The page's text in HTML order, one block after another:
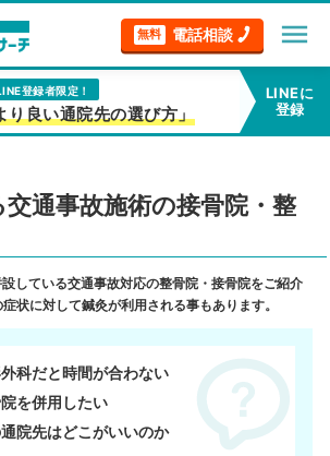
無料 電話相談 menu
登録者限定！
り良い通院先の選び方」
LINEに
登録
通事故施術の接骨院・整
している交通事故対応の整骨院・接骨院をご紹介
状に対して鍼灸が利用される事もあります。
科だと時間が合わない
を併用したい
院先はどこがいいのか